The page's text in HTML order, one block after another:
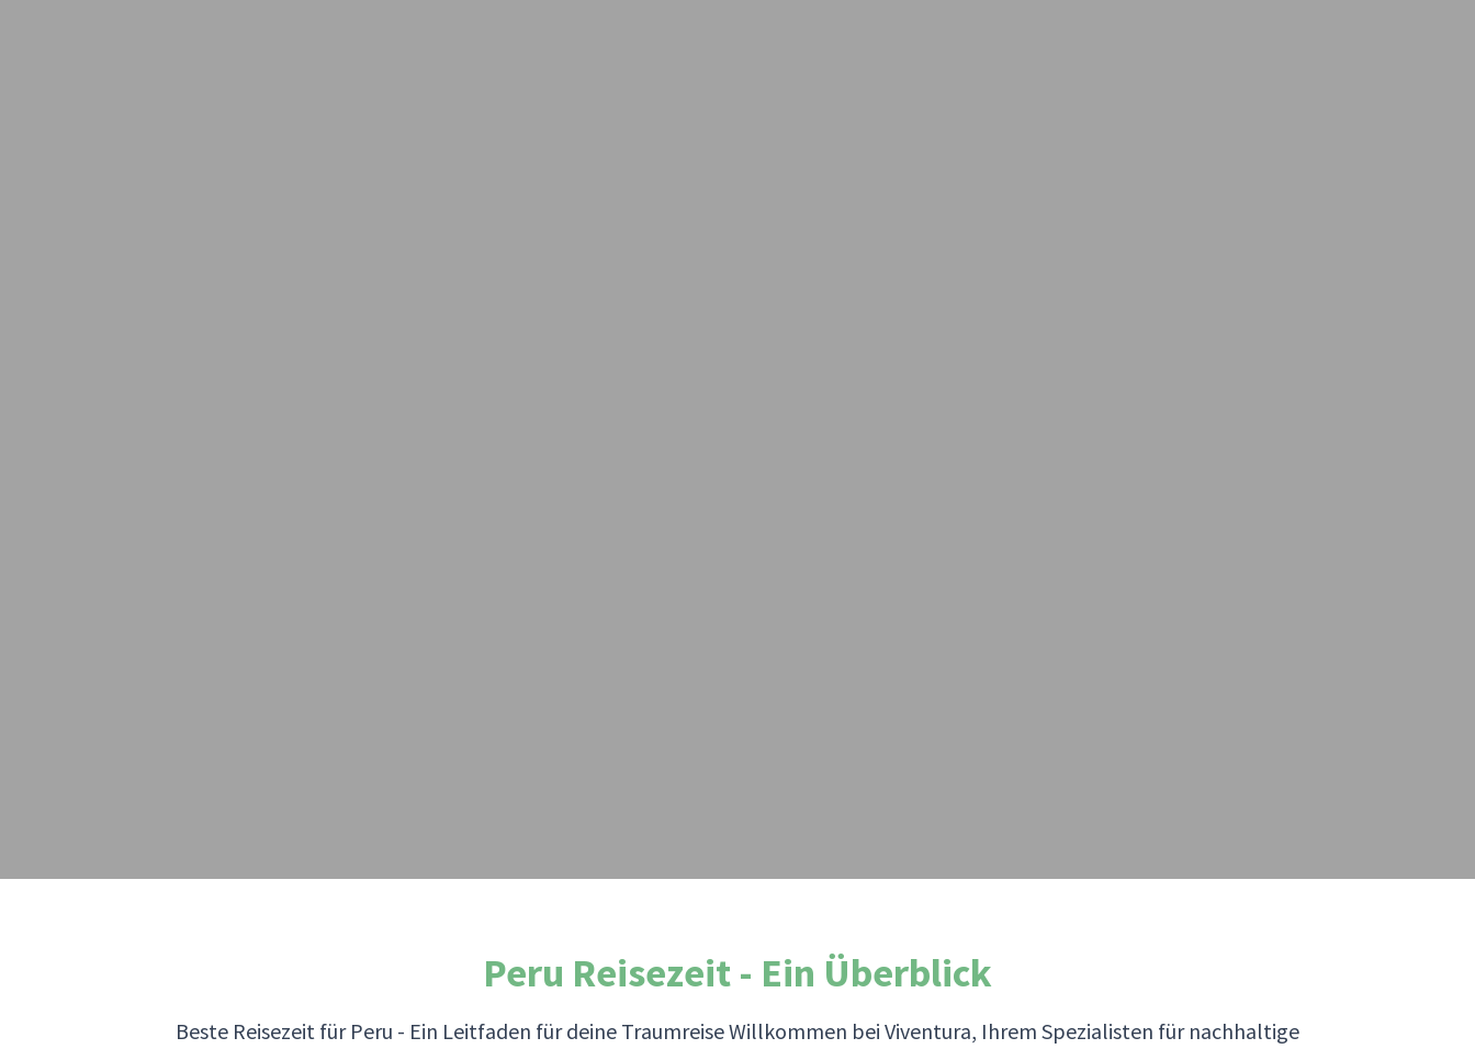
Peru Reisezeit - Ein Überblick
Beste Reisezeit für Peru - Ein Leitfaden für deine Traumreise Willkommen bei Viventura, Ihrem Spezialisten für nachhaltige